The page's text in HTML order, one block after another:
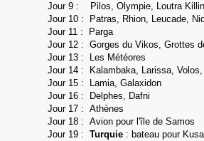
Jour 9 : Pilos, Olympie, Loutra
Jour 10 : Patras, Rhion, Leucade,
Jour 11 : Parga
Jour 12 : Gorges du Vikos, Grottes
Jour 13 : Les Météores
Jour 14 : Kalambaka, Larissa,
Jour 15 : Lamia, Galaxidon
Jour 16 : Delphes, Dafni
Jour 17 : Athènes
Jour 18 : Avion pour l'île de Samos
Jour 19 : Turquie : bateau pour